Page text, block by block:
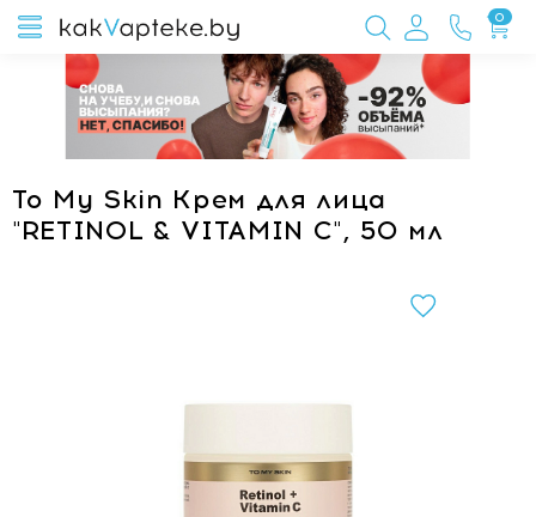
0
To My Skin Крем для лица
"RETINOL & VITAMIN C", 50 мл